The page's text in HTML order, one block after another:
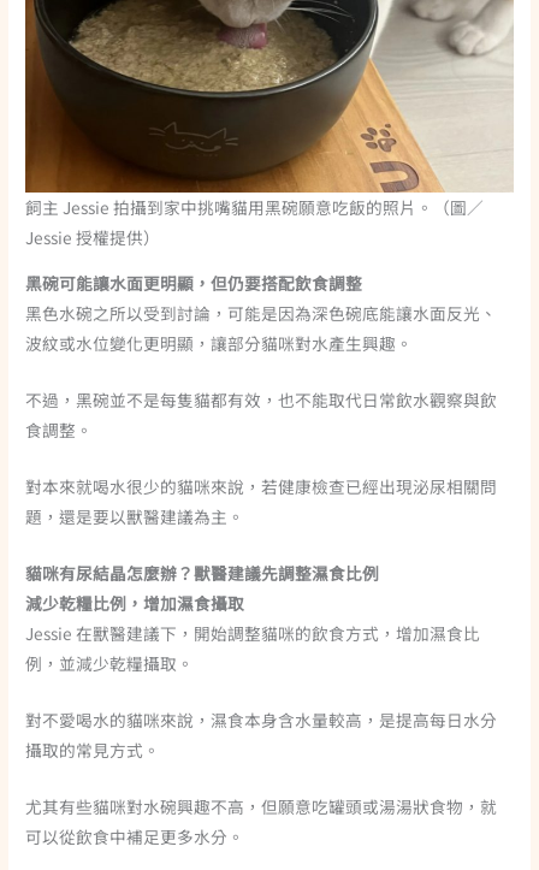
飼主 Jessie 拍攝到家中挑嘴貓用黑碗願意吃飯的照片。（圖／
Jessie 授權提供）
黑碗可能讓水面更明顯，但仍要搭配飲食調整
黑色水碗之所以受到討論，可能是因為深色碗底能讓水面反光、
波紋或水位變化更明顯，讓部分貓咪對水產生興趣。
不過，黑碗並不是每隻貓都有效，也不能取代日常飲水觀察與飲
食調整。
對本來就喝水很少的貓咪來說，若健康檢查已經出現泌尿相關問
題，還是要以獸醫建議為主。
貓咪有尿結晶怎麼辦？獸醫建議先調整濕食比例
減少乾糧比例，增加濕食攝取
Jessie 在獸醫建議下，開始調整貓咪的飲食方式，增加濕食比
例，並減少乾糧攝取。
對不愛喝水的貓咪來說，濕食本身含水量較高，是提高每日水分
攝取的常見方式。
尤其有些貓咪對水碗興趣不高，但願意吃罐頭或湯湯狀食物，就
可以從飲食中補足更多水分。